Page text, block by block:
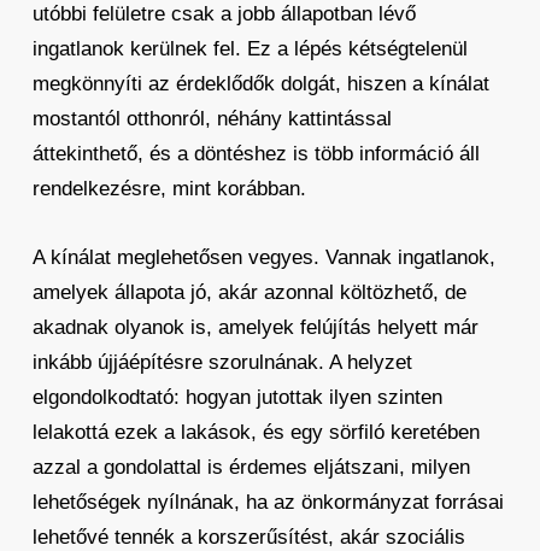
utóbbi felületre csak a jobb állapotban lévő
ingatlanok kerülnek fel. Ez a lépés kétségtelenül
megkönnyíti az érdeklődők dolgát, hiszen a kínálat
mostantól otthonról, néhány kattintással
áttekinthető, és a döntéshez is több információ áll
rendelkezésre, mint korábban.
A kínálat meglehetősen vegyes. Vannak ingatlanok,
amelyek állapota jó, akár azonnal költözhető, de
akadnak olyanok is, amelyek felújítás helyett már
inkább újjáépítésre szorulnának. A helyzet
elgondolkodtató: hogyan jutottak ilyen szinten
lelakottá ezek a lakások, és egy sörfiló keretében
azzal a gondolattal is érdemes eljátszani, milyen
lehetőségek nyílnának, ha az önkormányzat forrásai
lehetővé tennék a korszerűsítést, akár szociális